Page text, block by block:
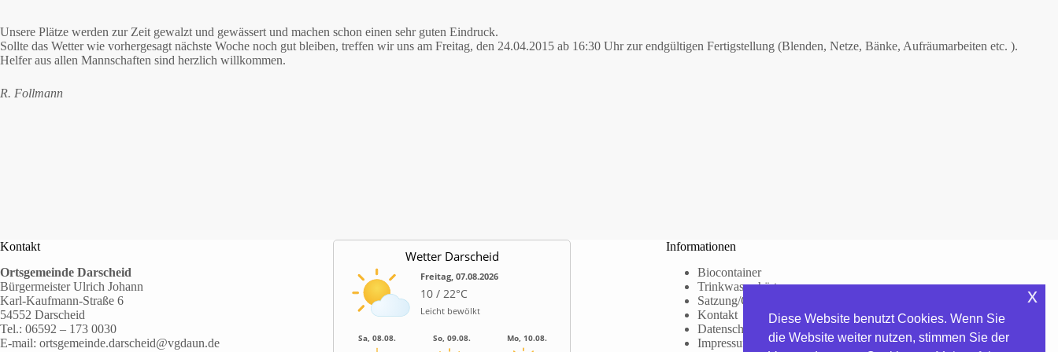
Unsere Plätze werden zur Zeit gewalzt und gewässert und machen schon einen sehr guten Eindruck.
Sollte das Wetter wie vorhergesagt nächste Woche noch gut bleiben, treffen wir uns am Freitag, den 24.04.2015 ab 16:30 Uhr zur endgültigen Fertigstellung (Blenden, Netze, Bänke, Aufräumarbeiten etc. ).
Helfer aus allen Mannschaften sind herzlich willkommen.
R. Follmann
Kontakt
Ortsgemeinde Darscheid
Bürgermeister Ulrich Johann
Karl-Kaufmann-Straße 6
54552 Darscheid
Tel.: 06592 – 173 0030
E-mail: ortsgemeinde.darscheid@vgdaun.de
Wetter Darscheid
Freitag, 07.08.2026
10 / 22°C
Leicht bewölkt
Sa, 08.08. So, 09.08. Mo, 10.08.
Informationen
Biocontainer
Trinkwasserhärte
Satzung/Gebühren
Kontakt
Datenschutzerklärung
Impressum
Diese Website benutzt Cookies. Wenn Sie
die Website weiter nutzen, stimmen Sie der
x